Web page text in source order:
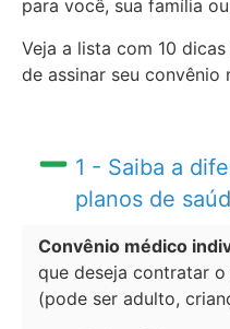
para você, sua família
Veja a lista com 10
de assinar seu convênio
1 - Saiba a
planos de
Convênio médico
que deseja contratar
(pode ser adulto,